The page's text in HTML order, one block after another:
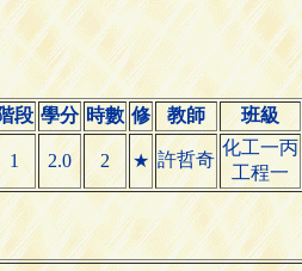
段 學分 時數 修 教師 班級
1 2.0 2 ★ 許哲奇
化工一丙
工程一